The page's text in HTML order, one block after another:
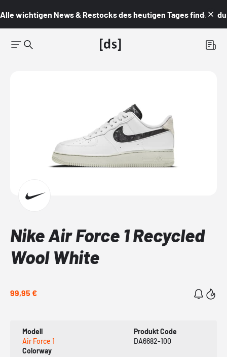
Alle wichtigen News & Restocks des heutigen Tages findest du
Nike Air Force 1 Recycled
Wool White
99,95 €
Modell
Air Force 1
Produkt Code
DA6682-100
Colorway